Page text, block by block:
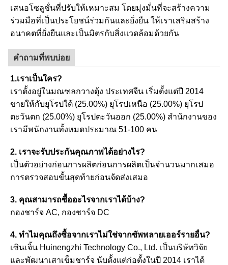
เสนอโซลูชั่นที่ปรับให้เหมาะสม โดยมุ่งมั่นที่จะสร้างความ
ร่วมมือที่เป็นประโยชน์ร่วมกันและยั่งยืน ให้เราเสริมสร้าง
อนาคตที่ยั่งยืนและเป็นมิตรกับสิ่งแวดล้อมด้วยกัน
คำถามที่พบบ่อย
1.เราเป็นใคร?
เราตั้งอยู่ในมณฑลกวางตุ้ง ประเทศจีน เริ่มตั้งแต่ปี 2014
ขายให้กับยุโรปใต้ (25.00%) ยุโรปเหนือ (25.00%) ยุโรป
ตะวันตก (25.00%) ยุโรปตะวันออก (25.00%) สำนักงานของ
เรามีพนักงานทั้งหมดประมาณ 51-100 คน
2. เราจะรับประกันคุณภาพได้อย่างไร?
เป็นตัวอย่างก่อนการผลิตก่อนการผลิตเป็นจำนวนมากเสมอ
การตรวจสอบขั้นสุดท้ายก่อนจัดส่งเสมอ
3. คุณสามารถซื้ออะไรจากเราได้บ้าง?
กองชาร์จ AC, กองชาร์จ DC
4. ทำไมคุณถึงซื้อจากเราไม่ใช่จากซัพพลายเออร์รายอื่น?
เซินเจิ้น Huinengzhi Technology Co., Ltd. เป็นบริษัทวิจัย
และพัฒนาเสาเข็มชาร์จ นับตั้งแต่ก่อตั้งในปี 2014 เราได้